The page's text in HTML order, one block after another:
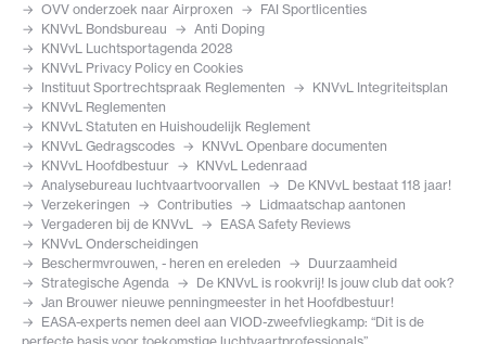
OVV onderzoek naar Airproxen
FAI Sportlicenties
KNVvL Bondsbureau
Anti Doping
KNVvL Luchtsportagenda 2028
KNVvL Privacy Policy en Cookies
Instituut Sportrechtspraak Reglementen
KNVvL Integriteitsplan
KNVvL Reglementen
KNVvL Statuten en Huishoudelijk Reglement
KNVvL Gedragscodes
KNVvL Openbare documenten
KNVvL Hoofdbestuur
KNVvL Ledenraad
Analysebureau luchtvaartvoorvallen
De KNVvL bestaat 118 jaar!
Verzekeringen
Contributies
Lidmaatschap aantonen
Vergaderen bij de KNVvL
EASA Safety Reviews
KNVvL Onderscheidingen
Beschermvrouwen, - heren en ereleden
Duurzaamheid
Strategische Agenda
De KNVvL is rookvrij! Is jouw club dat ook?
Jan Brouwer nieuwe penningmeester in het Hoofdbestuur!
EASA-experts nemen deel aan VIOD-zweefvliegkamp: “Dit is de